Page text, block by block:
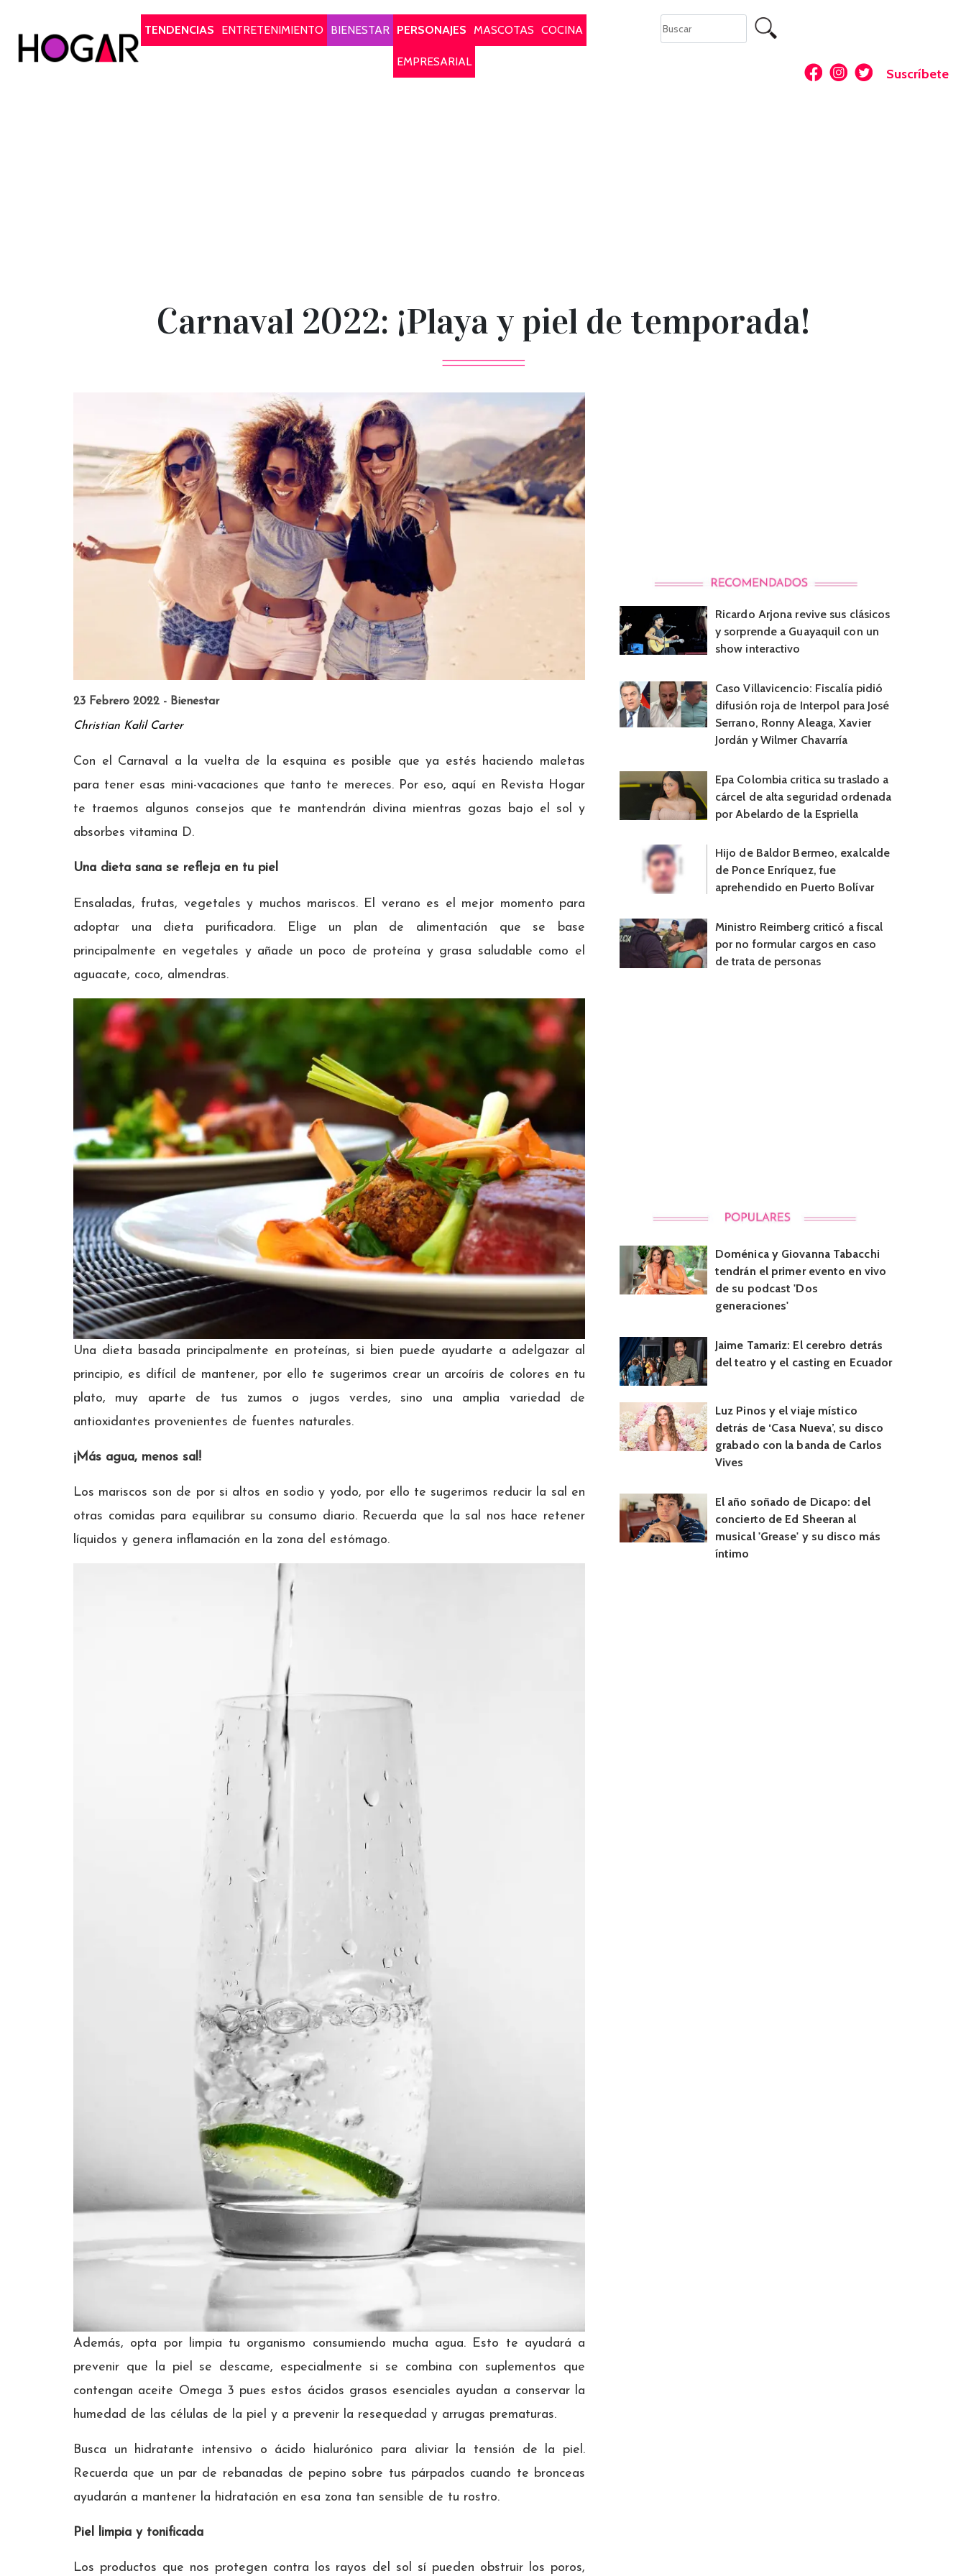
TENDENCIAS
ENTRETENIMIENTO BIENESTAR PERSONAJES MASCOTAS COCINA
EMPRESARIAL
Suscríbete
Carnaval 2022: ¡Playa y piel de temporada!
23 Febrero 2022 - Bienestar
Christian Kalil Carter
Con el Carnaval a la vuelta de la esquina es posible que ya estés haciendo maletas
para tener esas mini-vacaciones que tanto te mereces. Por eso, aquí en Revista Hogar
te traemos algunos consejos que te mantendrán divina mientras gozas bajo el sol y
absorbes vitamina D.
Una dieta sana se refleja en tu piel
Ensaladas, frutas, vegetales y muchos mariscos. El verano es el mejor momento para
adoptar una dieta purificadora. Elige un plan de alimentación que se base
principalmente en vegetales y añade un poco de proteína y grasa saludable como el
aguacate, coco, almendras.
Una dieta basada principalmente en proteínas, si bien puede ayudarte a adelgazar al
principio, es difícil de mantener, por ello te sugerimos crear un arcoíris de colores en tu
plato, muy aparte de tus zumos o jugos verdes, sino una amplia variedad de
antioxidantes provenientes de fuentes naturales.
¡Más agua, menos sal!
Los mariscos son de por si altos en sodio y yodo, por ello te sugerimos reducir la sal en
otras comidas para equilibrar su consumo diario. Recuerda que la sal nos hace retener
líquidos y genera inflamación en la zona del estómago.
Además, opta por limpia tu organismo consumiendo mucha agua. Esto te ayudará a
prevenir que la piel se descame, especialmente si se combina con suplementos que
contengan aceite Omega 3 pues estos ácidos grasos esenciales ayudan a conservar la
humedad de las células de la piel y a prevenir la resequedad y arrugas prematuras.
Busca un hidratante intensivo o ácido hialurónico para aliviar la tensión de la piel.
Recuerda que un par de rebanadas de pepino sobre tus párpados cuando te bronceas
ayudarán a mantener la hidratación en esa zona tan sensible de tu rostro.
Piel limpia y tonificada
Los productos que nos protegen contra los rayos del sol sí pueden obstruir los poros,
Ricardo Arjona revive sus clásicos
y sorprende a Guayaquil con un
show interactivo
Caso Villavicencio: Fiscalía pidió
difusión roja de Interpol para José
Serrano, Ronny Aleaga, Xavier
Jordán y Wilmer Chavarría
Epa Colombia critica su traslado a
cárcel de alta seguridad ordenada
por Abelardo de la Espriella
Hijo de Baldor Bermeo, exalcalde
de Ponce Enríquez, fue
aprehendido en Puerto Bolívar
Ministro Reimberg criticó a fiscal
por no formular cargos en caso
de trata de personas
Doménica y Giovanna Tabacchi
tendrán el primer evento en vivo
de su podcast 'Dos
generaciones'
Jaime Tamariz: El cerebro detrás
del teatro y el casting en Ecuador
Luz Pinos y el viaje místico
detrás de ‘Casa Nueva’, su disco
grabado con la banda de Carlos
Vives
El año soñado de Dicapo: del
concierto de Ed Sheeran al
musical 'Grease' y su disco más
íntimo